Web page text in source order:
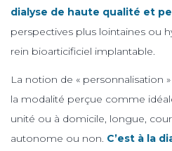
dialyse de haute qualité et
perspectives plus lointaines ou
rein bioarticificiel implantable.
La notion de « personnalisation
la modalité perçue comme
unité ou à domicile, longue,
autonome ou non. C’est à la